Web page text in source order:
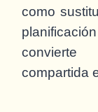
como
compartida